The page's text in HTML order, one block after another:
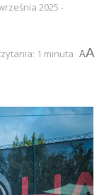
2025 -
1 minuta
AA